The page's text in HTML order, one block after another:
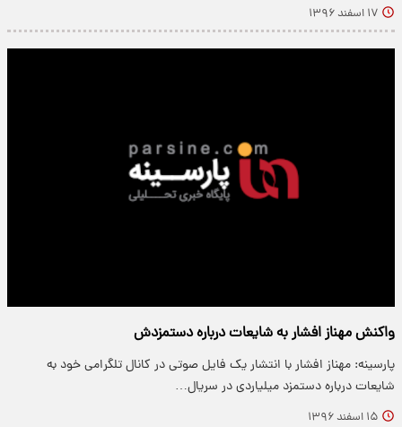
۱۷ اسفند ۱۳۹۶
واکنش مهناز افشار به شایعات درباره دستمزدش
پارسینه: مهناز افشار با انتشار یک فایل صوتی در کانال تلگرامی خود به
شایعات درباره دستمزد میلیاردی در سریال…
۱۵ اسفند ۱۳۹۶